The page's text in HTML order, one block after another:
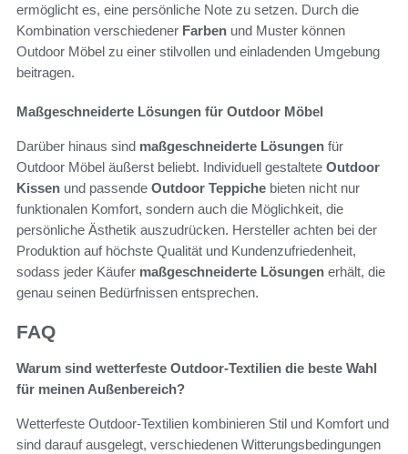
ermöglicht es, eine persönliche Note zu setzen. Durch die
Kombination verschiedener Farben und Muster können
Outdoor Möbel zu einer stilvollen und einladenden Umgebung
beitragen.
Maßgeschneiderte Lösungen für Outdoor Möbel
Darüber hinaus sind maßgeschneiderte Lösungen für
Outdoor Möbel äußerst beliebt. Individuell gestaltete Outdoor
Kissen und passende Outdoor Teppiche bieten nicht nur
funktionalen Komfort, sondern auch die Möglichkeit, die
persönliche Ästhetik auszudrücken. Hersteller achten bei der
Produktion auf höchste Qualität und Kundenzufriedenheit,
sodass jeder Käufer maßgeschneiderte Lösungen erhält, die
genau seinen Bedürfnissen entsprechen.
FAQ
Warum sind wetterfeste Outdoor-Textilien die beste Wahl
für meinen Außenbereich?
Wetterfeste Outdoor-Textilien kombinieren Stil und Komfort und
sind darauf ausgelegt, verschiedenen Witterungsbedingungen